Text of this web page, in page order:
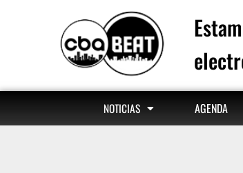
NOTICIAS AGENDA